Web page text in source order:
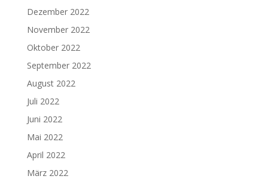
Dezember 2022
November 2022
Oktober 2022
September 2022
August 2022
Juli 2022
Juni 2022
Mai 2022
April 2022
März 2022